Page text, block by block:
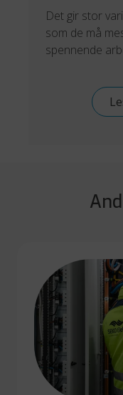
Det gir stor
som de må
spennende